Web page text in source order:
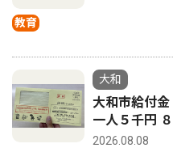
教育
大和
大和市給付
一人５千円
2026.08.08